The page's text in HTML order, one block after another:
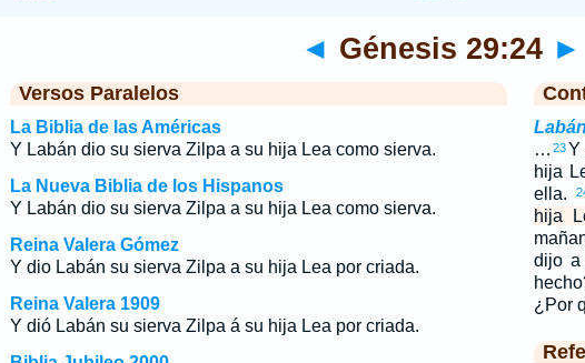
◄ Génesis 29:24 ►
Versos Paralelos
La Biblia de las Américas
Y Labán dio su sierva Zilpa a su hija Lea como sierva.
La Nueva Biblia de los Hispanos
Y Labán dio su sierva Zilpa a su hija Lea como sierva.
Reina Valera Gómez
Y dio Labán su sierva Zilpa a su hija Lea por criada.
Reina Valera 1909
Y dió Labán su sierva Zilpa á su hija Lea por criada.
… 23Y
hija
ella.
hija
dijo a
¿Por